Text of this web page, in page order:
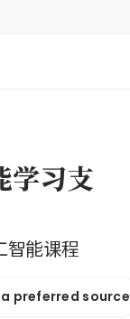
学习支
智能课程
a preferred source